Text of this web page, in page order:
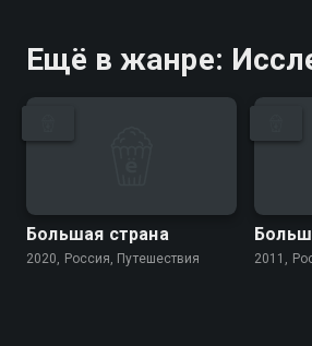
Ещё в жанре:
Большая страна
2020, Россия, Путешествия 2011,